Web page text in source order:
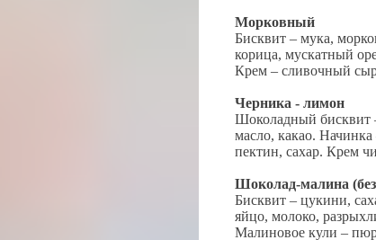
Морковный
Бисквит – мука,
корица, мускатный
Крем – сливочный
Черника - лимон
Шоколадный бисквит
масло, какао.
пектин, сахар. Крем
Шоколад-малина
Бисквит – цукини,
яйцо, молоко,
Малиновое кули –